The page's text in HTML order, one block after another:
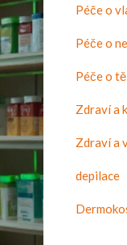
Péče o
Péče o
Péče o
Zdraví a
Zdraví a
depilace